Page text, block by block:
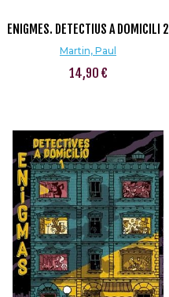
ENIGMES. DETECTIUS A DOMICILI 2
Martin, Paul
14,90 €